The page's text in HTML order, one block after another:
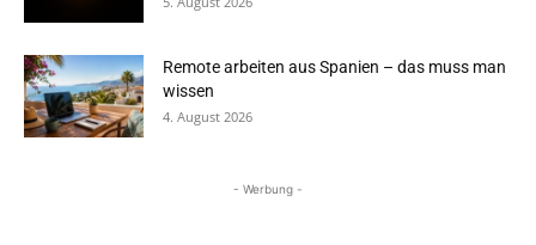
Remote arbeiten aus Spanien – das muss man
wissen
4. August 2026
- Werbung -